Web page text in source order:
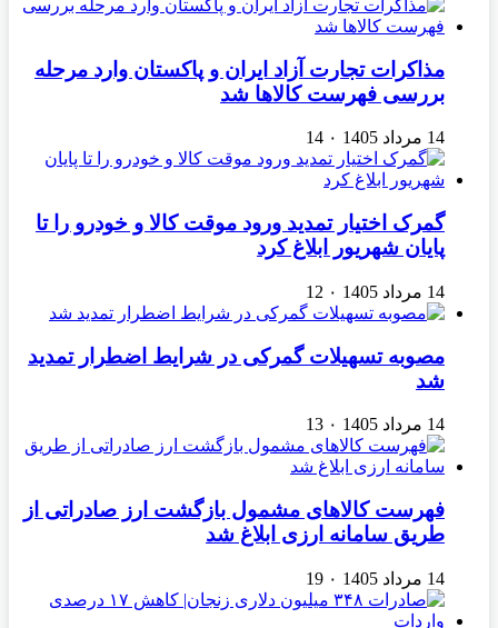
مذاکرات تجارت آزاد ایران و پاکستان وارد مرحله
بررسی فهرست کالاها شد
14 مرداد 1405 ۰ 14
گمرک اختیار تمدید ورود موقت کالا و خودرو را تا
پایان شهریور ابلاغ کرد
14 مرداد 1405 ۰ 12
مصوبه تسهیلات گمرکی در شرایط اضطرار تمدید
شد
14 مرداد 1405 ۰ 13
فهرست کالاهای مشمول بازگشت ارز صادراتی از
طریق سامانه ارزی ابلاغ شد
14 مرداد 1405 ۰ 19